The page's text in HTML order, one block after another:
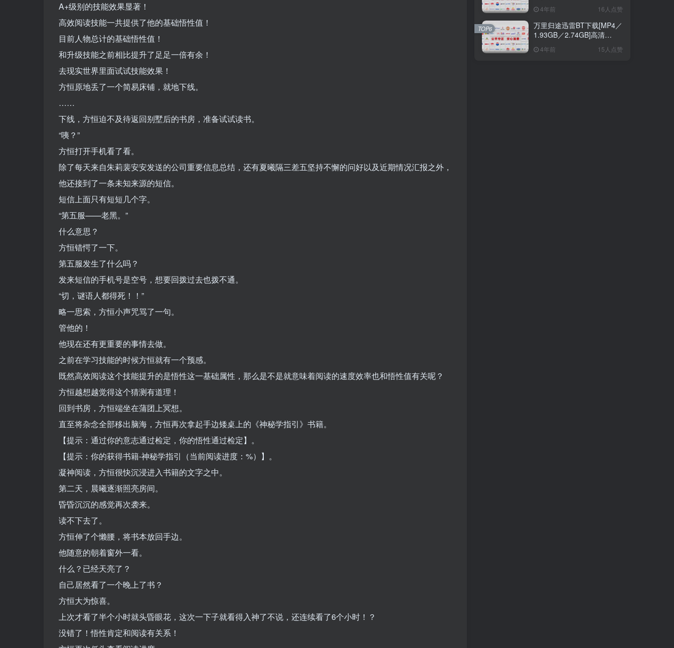
A+级别的技能效果显著！
高效阅读技能一共提供了他的基础悟性值！
目前人物总计的基础悟性值！
和升级技能之前相比提升了足足一倍有余！
去现实世界里面试试技能效果！
方恒原地丢了一个简易床铺，就地下线。
……
下线，方恒迫不及待返回别墅后的书房，准备试试读书。
“咦？”
方恒打开手机看了看。
除了每天来自朱莉裴安安发送的公司重要信息总结，还有夏曦隔三差五坚持不懈的问好以及近期情况汇报之外，
他还接到了一条未知来源的短信。
短信上面只有短短几个字。
“第五服——老黑。”
什么意思？
方恒错愕了一下。
第五服发生了什么吗？
发来短信的手机号是空号，想要回拨过去也拨不通。
“切，谜语人都得死！！”
略一思索，方恒小声咒骂了一句。
管他的！
他现在还有更重要的事情去做。
之前在学习技能的时候方恒就有一个预感。
既然高效阅读这个技能提升的是悟性这一基础属性，那么是不是就意味着阅读的速度效率也和悟性值有关呢？
方恒越想越觉得这个猜测有道理！
回到书房，方恒端坐在蒲团上冥想。
直至将杂念全部移出脑海，方恒再次拿起手边矮桌上的《神秘学指引》书籍。
【提示：通过你的意志通过检定，你的悟性通过检定】。
【提示：你的获得书籍-神秘学指引（当前阅读进度：%）】。
凝神阅读，方恒很快沉浸进入书籍的文字之中。
第二天，晨曦逐渐照亮房间。
昏昏沉沉的感觉再次袭来。
读不下去了。
方恒伸了个懒腰，将书本放回手边。
他随意的朝着窗外一看。
什么？已经天亮了？
自己居然看了一个晚上了书？
方恒大为惊喜。
上次才看了半个小时就头昏眼花，这次一下子就看得入神了不说，还连续看了6个小时！？
没错了！悟性肯定和阅读有关系！
4年前 16人点赞
万里归途迅雷BT下载[MP4／
1.93GB／2.74GB]高清
[HD1024p／
4年前 15人点赞
TOP6